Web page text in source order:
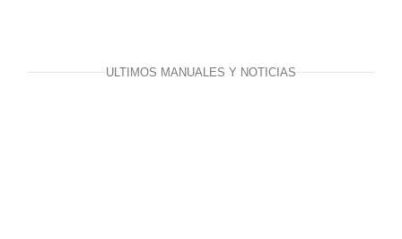
ULTIMOS MANUALES Y NOTICIAS